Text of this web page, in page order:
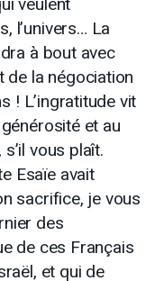
l’univers… La
à bout avec
de la négociation
! L’ingratitude vit
et au
vous plaît.
Esaïe avait
sacrifice, je vous
des
de ces Français
et qui de